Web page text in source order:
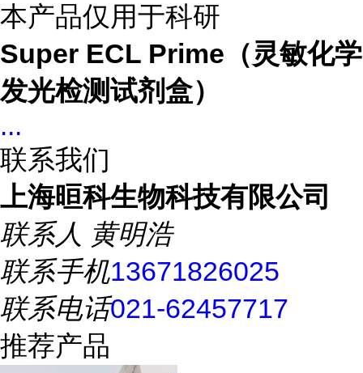
本产品仅用于科研
Super ECL Prime（灵敏化学
发光检测试剂盒）
...
联系我们
上海晅科生物科技有限公司
联系人 黄明浩
联系手机13671826025
联系电话021-62457717
推荐产品